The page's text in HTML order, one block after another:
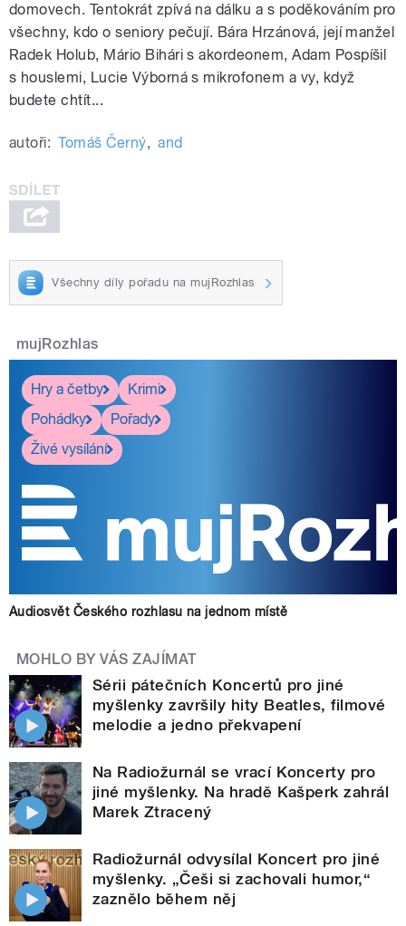
domovech. Tentokrát zpívá na dálku a s poděkováním pro
všechny, kdo o seniory pečují. Bára Hrzánová, její manžel
Radek Holub, Mário Bihári s akordeonem, Adam Pospíšil
s houslemi, Lucie Výborná s mikrofonem a vy, když
budete chtít...
autoři: Tomáš Černý, and
Všechny díly pořadu na mujRozhlas
mujRozhlas
Hry a četby
Krimi
Pohádky
Pořady
Živé vysílání
Audiosvět Českého rozhlasu na jednom místě
MOHLO BY VÁS ZAJÍMAT
Sérii pátečních Koncertů pro jiné
myšlenky završily hity Beatles, filmové
melodie a jedno překvapení
Na Radiožurnál se vrací Koncerty pro
jiné myšlenky. Na hradě Kašperk zahrál
Marek Ztracený
Radiožurnál odvysílal Koncert pro jiné
myšlenky. „Češi si zachovali humor,“
zaznělo během něj